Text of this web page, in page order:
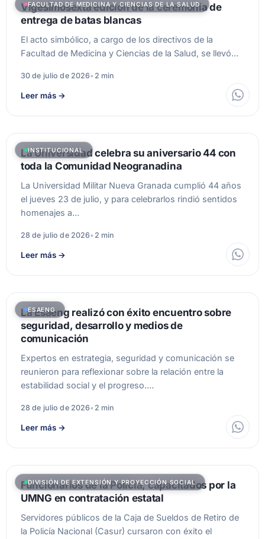
FACULTAD DE MEDICINA Y CIENCIAS DE LA SALUD
Vigesimosexta edición de la ceremonia de
entrega de batas blancas
El acto simbólico, a cargo de los directivos de la
Facultad de Medicina y Ciencias de la Salud, se llevó…
30 de julio de 2026• 2 min
Leer más →
INSTITUCIONAL
La Universidad celebra su aniversario 44 con
toda la Comunidad Neogranadina
La Universidad Militar Nueva Granada cumplió 44 años
el jueves 23 de julio, y para celebrarlos rindió sentidos
homenajes a…
28 de julio de 2026• 2 min
Leer más →
ESAENG
La Esaeng realizó con éxito encuentro sobre
seguridad, desarrollo y medios de
comunicación
Expertos en estrategia, seguridad y comunicación se
reunieron para reflexionar sobre la relación entre la
estabilidad social y el progreso.…
28 de julio de 2026• 2 min
Leer más →
DIVISIÓN DE EXTENSIÓN Y PROYECCIÓN SOCIAL
Funcionarios de la Policía, capacitados por la
UMNG en contratación estatal
Servidores públicos de la Caja de Sueldos de Retiro de
la Policía Nacional (Casur) cursaron con éxito el